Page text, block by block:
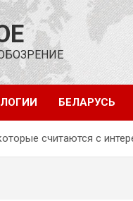
БЕЛАРУСЬ
считаются с